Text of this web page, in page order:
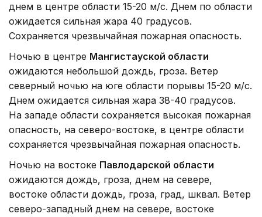
днем в центре области 15-20 м/с. Днем по области
ожидается сильная жара 40 градусов.
Сохраняется чрезвычайная пожарная опасность.
Ночью в центре Мангистауской области
ожидаются небольшой дождь, гроза. Ветер
северный ночью на юге области порывы 15-20 м/с.
Днем ожидается сильная жара 38-40 градусов.
На западе области сохраняется высокая пожарная
опасность, на северо-востоке, в центре области
сохраняется чрезвычайная пожарная опасность.
Ночью на востоке Павлодарской области
ожидаются дождь, гроза, днем на севере,
востоке области дождь, гроза, град, шквал. Ветер
северо-западный днем на севере, востоке